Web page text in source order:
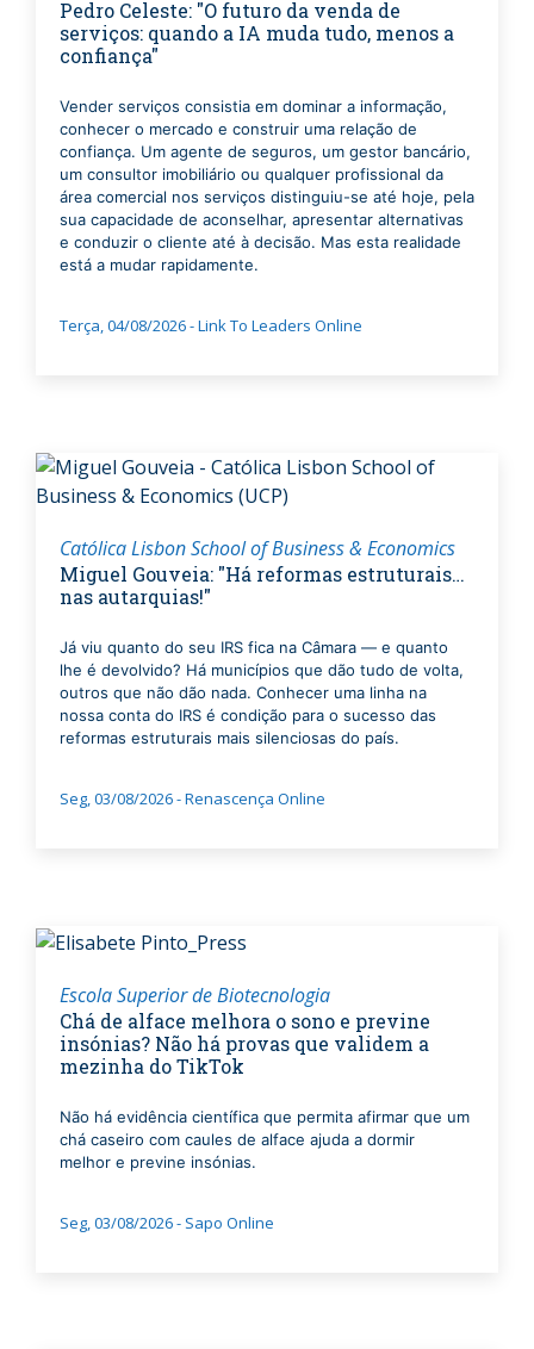
Pedro Celeste: "O futuro da venda de
serviços: quando a IA muda tudo, menos a
confiança"
Vender serviços consistia em dominar a informação,
conhecer o mercado e construir uma relação de
confiança. Um agente de seguros, um gestor bancário,
um consultor imobiliário ou qualquer profissional da
área comercial nos serviços distinguiu-se até hoje, pela
sua capacidade de aconselhar, apresentar alternativas
e conduzir o cliente até à decisão. Mas esta realidade
está a mudar rapidamente.
Terça, 04/08/2026 - Link To Leaders Online
Católica Lisbon School of Business & Economics
Miguel Gouveia: "Há reformas estruturais…
nas autarquias!"
Já viu quanto do seu IRS fica na Câmara — e quanto
lhe é devolvido? Há municípios que dão tudo de volta,
outros que não dão nada. Conhecer uma linha na
nossa conta do IRS é condição para o sucesso das
reformas estruturais mais silenciosas do país.
Seg, 03/08/2026 - Renascença Online
Escola Superior de Biotecnologia
Chá de alface melhora o sono e previne
insónias? Não há provas que validem a
mezinha do TikTok
Não há evidência científica que permita afirmar que um
chá caseiro com caules de alface ajuda a dormir
melhor e previne insónias.
Seg, 03/08/2026 - Sapo Online